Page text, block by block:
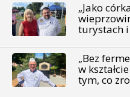
„Jako
turystach
„Bez
w
tym, co